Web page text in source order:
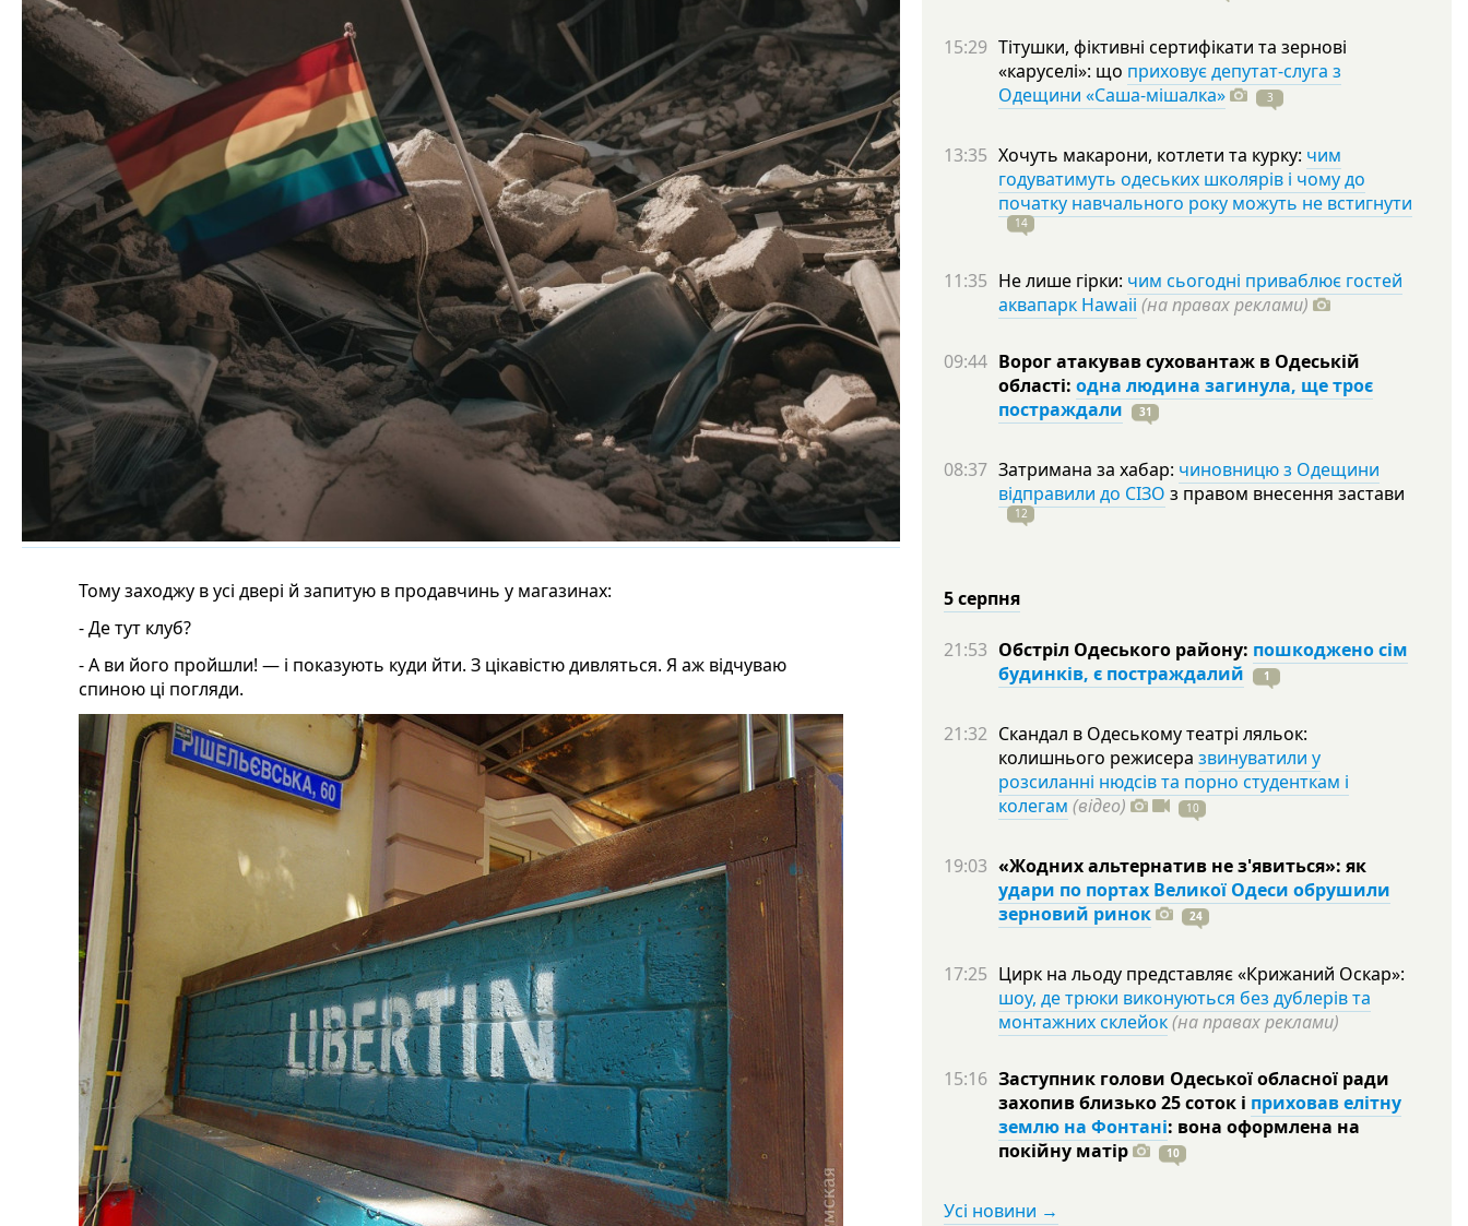
Тому заходжу в усі двері й запитую в продавчинь у магазинах:
- Де тут клуб?
- А ви його пройшли! — і показують куди йти. З цікавістю дивляться. Я аж відчуваю
спиною ці погляди.
15:29 Тітушки, фіктивні сертифікати та зернові
«каруселі»: що приховує депутат-слуга з
Одещини «Саша-мішалка»
3
13:35 Хочуть макарони, котлети та курку: чим
годуватимуть одеських школярів і чому до
початку навчального року можуть не встигнути
14
11:35 Не лише гірки: чим сьогодні приваблює гостей
аквапарк Hawaii (на правах реклами)
09:44 Ворог атакував суховантаж в Одеській
області: одна людина загинула, ще троє
постраждали
31
08:37 Затримана за хабар: чиновницю з Одещини
відправили до СІЗО з правом внесення застави
12
5 серпня
21:53 Обстріл Одеського району: пошкоджено сім
будинків, є постраждалий
1
21:32 Скандал в Одеському театрі ляльок:
колишнього режисера звинуватили у
розсиланні нюдсів та порно студенткам і
колегам (відео) 10
19:03 «Жодних альтернатив не з'явиться»: як
удари по портах Великої Одеси обрушили
зерновий ринок
24
17:25 Цирк на льоду представляє «Крижаний Оскар»:
шоу, де трюки виконуються без дублерів та
монтажних склейок(на правах реклами)
15:16 Заступник голови Одеської обласної ради
захопив близько 25 соток і приховав елітну
землю на Фонтані: вона оформлена на
покійну матір 10
Усі новини →